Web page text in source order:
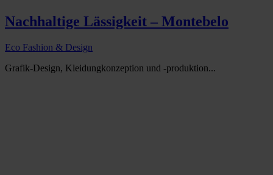
Nachhaltige Lässigkeit – Montebelo
Eco Fashion & Design
Grafik-Design, Kleidungkonzeption und -produktion...